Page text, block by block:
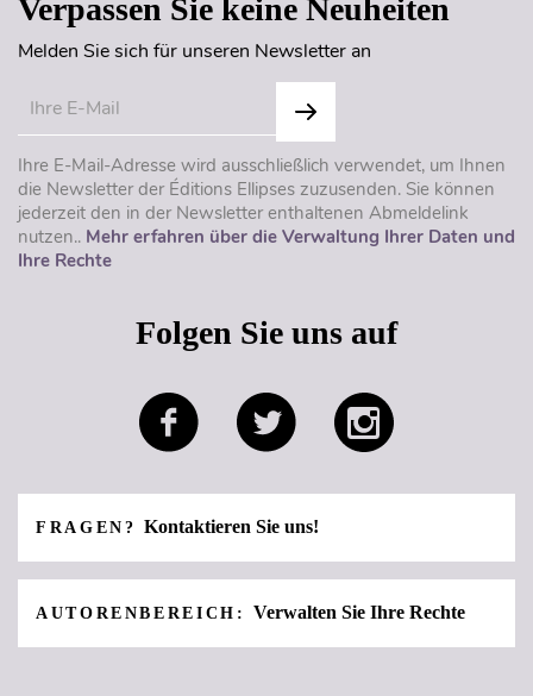
Verpassen Sie keine Neuheiten
Melden Sie sich für unseren Newsletter an
Ihre E-Mail-Adresse wird ausschließlich verwendet, um Ihnen
die Newsletter der Éditions Ellipses zuzusenden. Sie können
jederzeit den in der Newsletter enthaltenen Abmeldelink
nutzen.. Mehr erfahren über die Verwaltung Ihrer Daten und
Ihre Rechte
Folgen Sie uns auf
FRAGEN?Kontaktieren Sie uns!
AUTORENBEREICH:Verwalten Sie Ihre Rechte